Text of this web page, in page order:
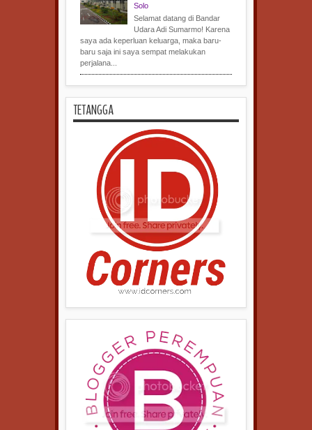
Solo
Selamat datang di Bandar
Udara Adi Sumarmo! Karena
saya ada keperluan keluarga, maka baru-
baru saja ini saya sempat melakukan
perjalana...
TETANGGA